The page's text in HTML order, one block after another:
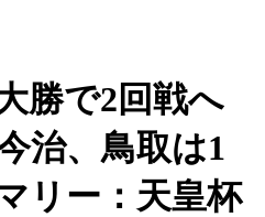
勝で2回戦へ
治、鳥取は1
リー：天皇杯